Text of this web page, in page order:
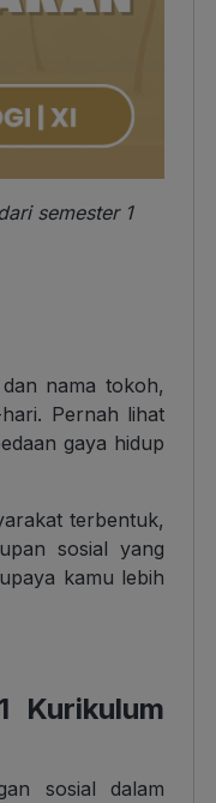
semester 1
nama tokoh,
Pernah lihat
gaya hidup
terbentuk,
sosial yang
kamu lebih
Kurikulum
sosial dalam